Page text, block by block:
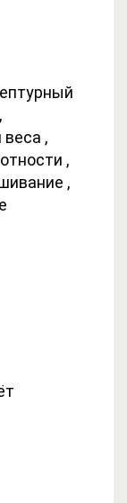
,
,
,